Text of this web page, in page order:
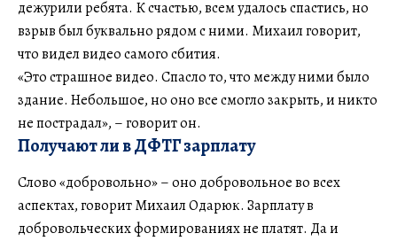
дежурили ребята. К счастью, всем удалось спастись, но
взрыв был буквально рядом с ними. Михаил говорит,
что видел видео самого сбития.
«Это страшное видео. Спасло то, что между ними было
здание. Небольшое, но оно все смогло закрыть, и никто
не пострадал», – говорит он.
Получают ли в ДФТГ зарплату
Слово «добровольно» – оно добровольное во всех
аспектах, говорит Михаил Одарюк. Зарплату в
добровольческих формированиях не платят. Да и